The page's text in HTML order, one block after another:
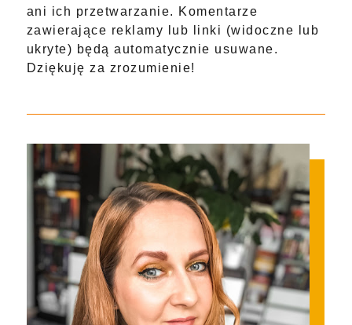
ani ich przetwarzanie. Komentarze
zawierające reklamy lub linki (widoczne lub
ukryte) będą automatycznie usuwane.
Dziękuję za zrozumienie!